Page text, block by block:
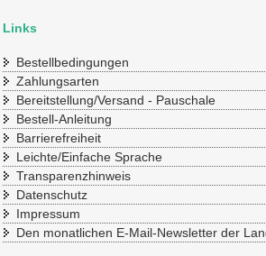
Links
Bestellbedingungen
Zahlungsarten
Bereitstellung/Versand - Pauschale
Bestell-Anleitung
Barrierefreiheit
Leichte/Einfache Sprache
Transparenzhinweis
Datenschutz
Impressum
Den monatlichen E-Mail-Newsletter der